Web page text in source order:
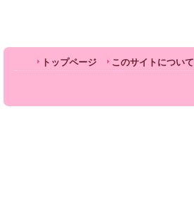
トップページ このサイトについて